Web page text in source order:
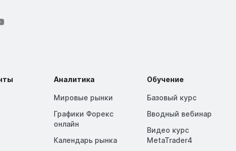
Аналитика
Мировые рынки
Графики Форекс
онлайн
Календарь рынка
Обучение
Базовый курс
Вводный вебинар
Видео курс
MetaTrader4